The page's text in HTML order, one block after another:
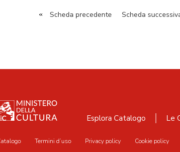
« Scheda precedente Scheda
Esplora Catalogo Le
Termini d’uso Privacy policy Cookie policy